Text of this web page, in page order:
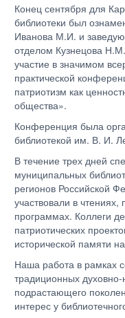
Конец сентября для
библиотеки был
Иванова М.И. и
отделом Кузнецова
участие в значимом
практической
патриотизм как
общества».
Конференция была
библиотекой им. В. И.
В течение трех дней
муниципальных
регионов Российской
участвовали в чтениях,
программах. Коллеги
патриотических
исторической памяти
Наша работа в рамках
традиционных
подрастающего
интерес у